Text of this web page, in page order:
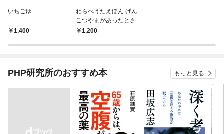
いちごゆ
1,400
わらべうたえほん げん
こつやまがあったとさ
1,200
PHP研究所のおすすめ本 もっと見る